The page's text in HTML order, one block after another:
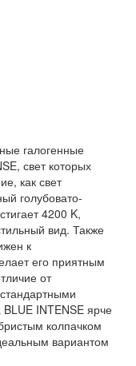
галогенные
свет которых
как свет
голубовато-
4200 K,
вид. Также
к
его приятным
от
INTENSE ярче
колпачком
вариантом